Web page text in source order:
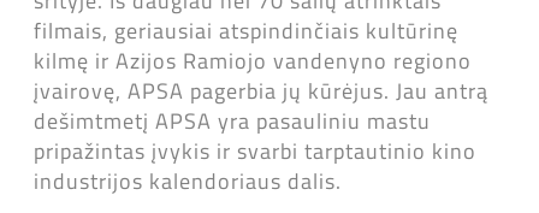
filmais, geriausiai atspindinčiais kultūrinę
kilmę ir Azijos Ramiojo vandenyno regiono
įvairovę, APSA pagerbia jų kūrėjus. Jau antrą
dešimtmetį APSA yra pasauliniu mastu
pripažintas įvykis ir svarbi tarptautinio kino
industrijos kalendoriaus dalis.